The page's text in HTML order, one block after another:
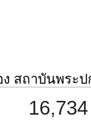
สถาบันพระ
16,734